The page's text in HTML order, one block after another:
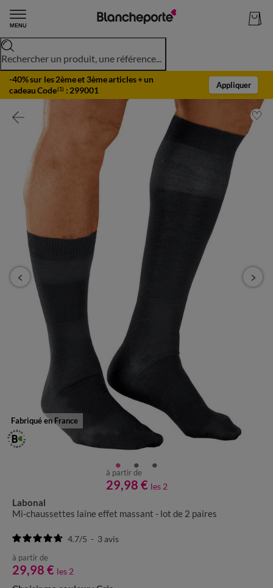
Rechercher un produit, une référence...
-40% sur les 2ème et 3ème articles + un
cadeau Code(1) : 299001
Appliquer
Fabriqué en France
à partir de
29,98 € les 2
Labonal
Mi-chaussettes laine effet massant - lot de 2 paires
4.7/5 - 3avis
à partir de
29,98 € les 2